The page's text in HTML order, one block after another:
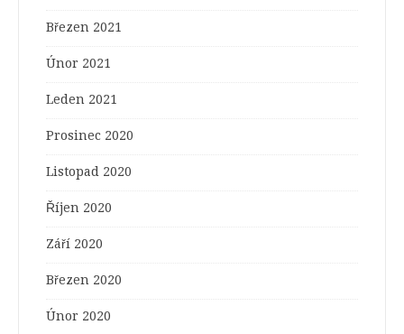
Březen 2021
Únor 2021
Leden 2021
Prosinec 2020
Listopad 2020
Říjen 2020
Září 2020
Březen 2020
Únor 2020